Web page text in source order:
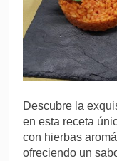
Descubre la
en esta receta
con hierbas
ofreciendo un